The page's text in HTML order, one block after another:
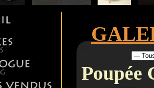
Poupée